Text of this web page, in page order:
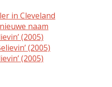
in Cleveland
naam
(2005)
(2005)
(2005)